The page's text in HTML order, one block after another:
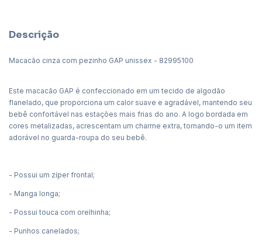
Descrição
Macacão cinza com pezinho GAP unissex - 82995100
Este macacão GAP é confeccionado em um tecido de algodão
flanelado, que proporciona um calor suave e agradável, mantendo seu
bebê confortável nas estações mais frias do ano. A logo bordada em
cores metalizadas, acrescentam um charme extra, tornando-o um item
adorável no guarda-roupa do seu bebê.
- Possui um zíper frontal;
- Manga longa;
- Possui touca com orelhinha;
- Punhos canelados;